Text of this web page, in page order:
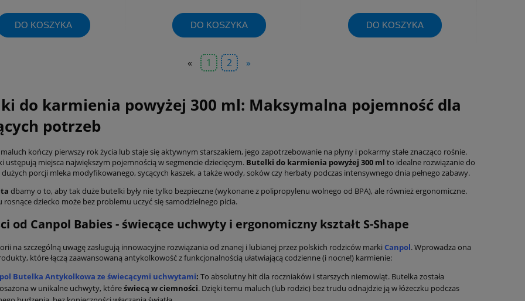
DO KOSZYKA DO KOSZYKA DO KOSZYKA
« 1 2 »
do karmienia powyżej 300 ml: Maksymalna pojemność dla
potrzeb
kończy pierwszy rok życia lub staje się aktywnym starszakiem, jego zapotrzebowanie na płyny i pokarmy stałe znacząco rośnie.
ustępują miejsca największym pojemnością w segmencie dziecięcym. Butelki do karmienia powyżej 300 ml to idealne rozwiązanie do
porcji mleka modyfikowanego, sycących kaszek, a także wody, soków czy herbaty podczas intensywnego dnia pełnego zabawy.
dbamy o to, aby tak duże butelki były nie tylko bezpieczne (wykonane z polipropylenu wolnego od BPA), ale również ergonomiczne.
rosnące dziecko może bez problemu uczyć się samodzielnego picia.
od Canpol Babies - świecące uchwyty i ergonomiczny kształt S-Shape
na szczególną uwagę zasługują innowacyjne rozwiązania od znanej i lubianej przez polskich rodziców marki Canpol. Wprowadza ona
które łączą zaawansowaną antykolkowość z funkcjonalnością ułatwiającą codzienne (i nocne!) karmienie:
Butelka Antykolkowa ze świecącymi uchwytami: To absolutny hit dla roczniaków i starszych niemowląt. Butelka została
w unikalne uchwyty, któreświecą w ciemności. Dzięki temu maluch (lub rodzic) bez trudu odnajdzie ją w łóżeczku podczas